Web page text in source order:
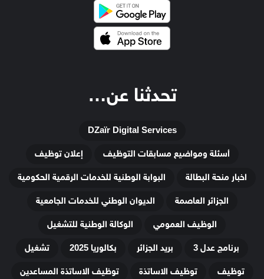
تحدثنا عن…
DZaïr Digital Services
أسئلة ومواضيع مسابقات التوظيف
إعلان توظيف
اخبار منحة البطالة
البوابة الوطنية للخدمات الرقمية الحكومية
الجزائر العاصمة
الديوان الوطني للخدمات الجامعية
الوظيف العمومي
الوكالة الوطنية للتشغيل
برنامج عدل 3
بريد الجزائر بكالوريا 2025
تشغيل
توظيف
توظيف الاساتذة
توظيف الاساتذة المساعدين